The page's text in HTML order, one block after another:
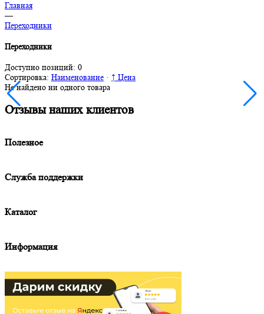
Главная
—
Переходники
Переходники
Доступно позиций: 0
Сортировка: Наименование · ↑ Цена
Не найдено ни одного товара
Отзывы наших клиентов
Полезное
Служба поддержки
Каталог
Информация